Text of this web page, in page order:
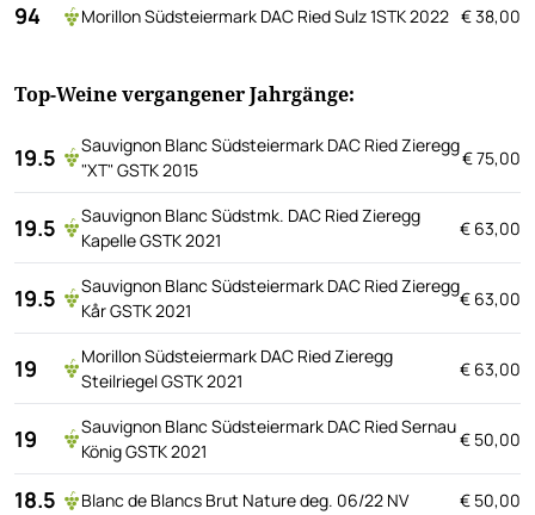
94 Morillon Südsteiermark DAC Ried Sulz 1STK 2022 € 38,00
Top-Weine vergangener Jahrgänge:
19.5
Sauvignon Blanc Südsteiermark DAC Ried Zieregg
"XT" GSTK 2015
€ 75,00
19.5
Sauvignon Blanc Südstmk. DAC Ried Zieregg
Kapelle GSTK 2021
€ 63,00
19.5
Sauvignon Blanc Südsteiermark DAC Ried Zieregg
Kår GSTK 2021
€ 63,00
19
Morillon Südsteiermark DAC Ried Zieregg
Steilriegel GSTK 2021
€ 63,00
19
Sauvignon Blanc Südsteiermark DAC Ried Sernau
König GSTK 2021
€ 50,00
18.5 Blanc de Blancs Brut Nature deg. 06/22 NV € 50,00